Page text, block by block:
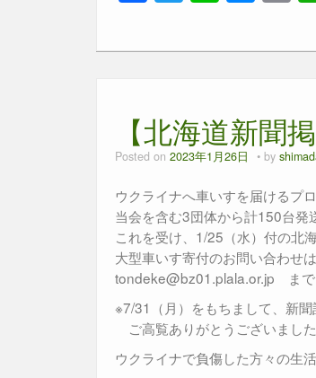
a
c
o
o
k
wi
tt
n
e
e
ss
g
er
m
【北海道新聞
Posted on 2023年1月26日 by
ウクライナへ車いすを届けるプ
当会を含む3団体から計150台発
これを受け、1/25（水）付の北
大型車いす寄付のお問い合わせは
tondeke@bz01.plala.or.jp まで
※7/31（月）をもちまして、新聞
ご高覧ありがとうございました
ウクライナで負傷した方々の生